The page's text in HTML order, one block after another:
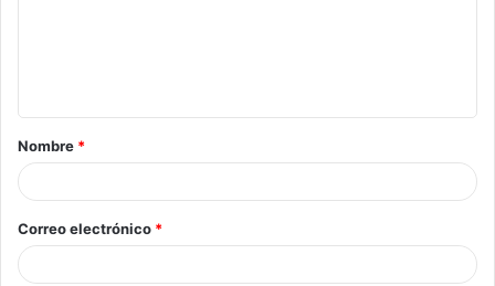
Nombre *
Correo electrónico *